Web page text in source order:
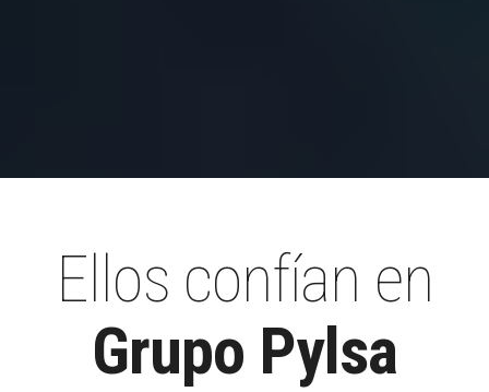
Ellos confían en
Grupo Pylsa